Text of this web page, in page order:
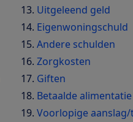
Uitgeleend geld
Eigenwoningschuld
Andere schulden
Zorgkosten
Giften
Betaalde alimentatie
Voorlopige